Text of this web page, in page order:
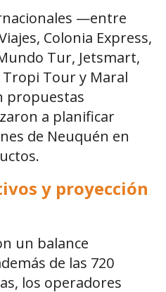
—entre
Colonia Express,
Tur, Jetsmart,
Tour y Maral
propuestas
a planificar
de Neuquén en
y proyección
un balance
de las 720
los operadores